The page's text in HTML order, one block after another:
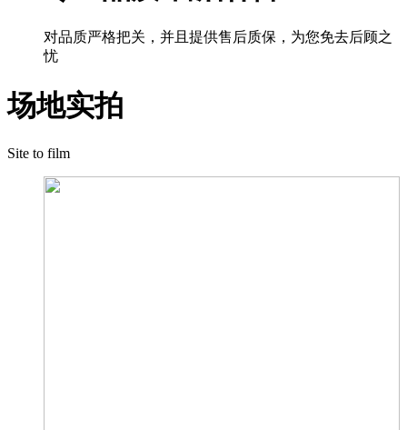
对品质严格把关，并且提供售后质保，为您免去后顾之
忧
场地实拍
Site to film